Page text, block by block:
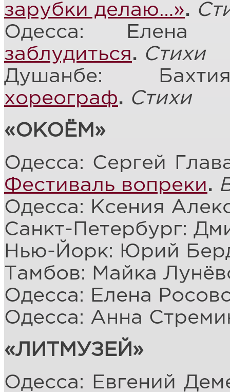
зарубки делаю…».
Одесса: Елена
заблудиться. Стихи
Душанбе:
хореограф. Стихи
«ОКОЁМ»
Одесса: Сергей
Фестиваль вопреки.
Одесса: Ксения
Санкт-Петербург:
Нью-Йорк: Юрий
Тамбов: Майка
Одесса: Елена
Одесса: Анна
«ЛИТМУЗЕЙ»
Одесса: Евгений